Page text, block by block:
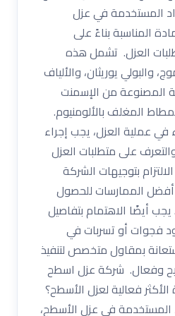
المستخدمة في عزل
المناسبة بناءً على
العزل. تشمل هذه
والبولي يوريثان، والألياف
المصنوعة من الإسمنت
المغلف بالألومنيوم.
عملية العزل، يجب إجراء
على متطلبات العزل
بتوجيهات الشركة
أفضل الممارسات للحصول
يجب أيضًا الاهتمام بتفاصيل
فجوات أو تسربات في
بمقاول متخصص لتنفيذ
وفعال. شركة عزل اسطح
فعالية لعزل الأسطح؟
المستخدمة في عزل الأسطح،